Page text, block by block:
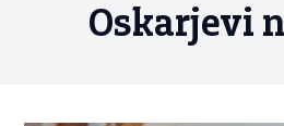
Oskarjevi